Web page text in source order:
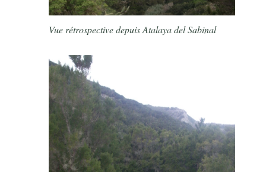
Vue rétrospective depuis Atalaya del Sabinal